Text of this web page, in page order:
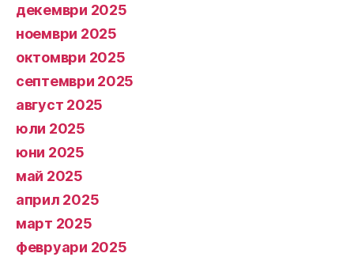
декември 2025
ноември 2025
октомври 2025
септември 2025
август 2025
юли 2025
юни 2025
май 2025
април 2025
март 2025
февруари 2025